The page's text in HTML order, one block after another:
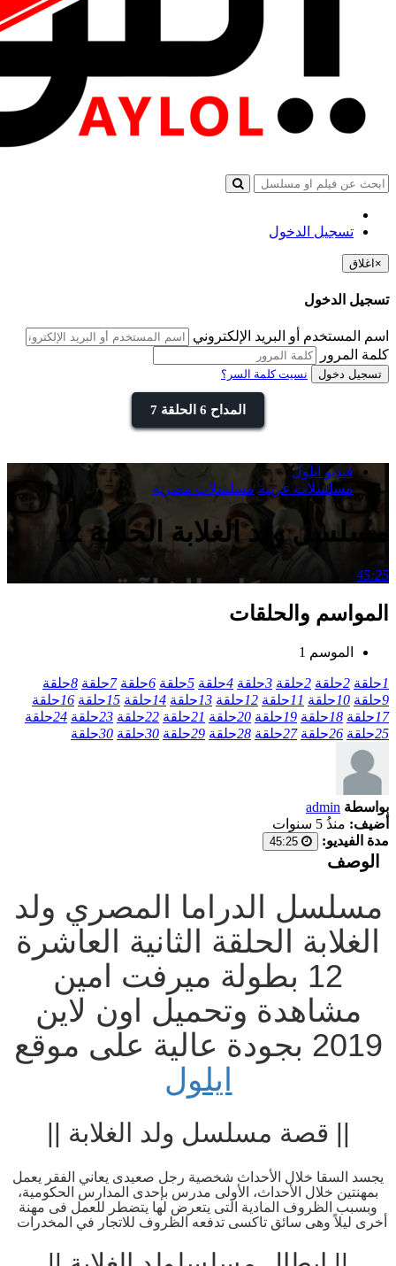
تسجيل الدخول
× اغلاق
تسجيل الدخول
اسم المستخدم أو البريد الإلكتروني
كلمة المرور
تسجيل دخول نسيت كلمة السر؟
المداح 6 الحلقة 7
فيديو ايلول
مسلسلات عربية مسلسلات مصرية
مسلسل ولد الغلابة الحلقة 12
45:25
المواسم والحلقات
الموسم 1
1حلقة 2حلقة 2حلقة 3حلقة 4حلقة 5حلقة 6حلقة 7حلقة 8حلقة
9حلقة 10حلقة 11حلقة 12حلقة 13حلقة 14حلقة 15حلقة 16حلقة
17حلقة 18حلقة 19حلقة 20حلقة 21حلقة 22حلقة 23حلقة 24حلقة
25حلقة 26حلقة 27حلقة 28حلقة 29حلقة 30حلقة 30حلقة
بواسطة admin
أضيف: منذُ 5 سنوات
مدة الفيديو:
الوصف
مسلسل الدراما المصري ولد
الغلابة الحلقة الثانية العاشرة
12 بطولة ميرفت امين
مشاهدة وتحميل اون لاين
2019 بجودة عالية على موقع
ايلول
|| قصة مسلسل ولد الغلابة ||
يجسد السقا خلال الأحداث شخصية رجل صعيدى يعاني الفقر يعمل
بمهنتين خلال الأحداث، الأولى مدرس بإحدى المدارس الحكومية،
وبسبب الظروف المادية التى يتعرض لها يتضطر للعمل فى مهنة
أخرى ليلاً وهى سائق تاكسى تدفعه الظروف للاتجار في المخدرات